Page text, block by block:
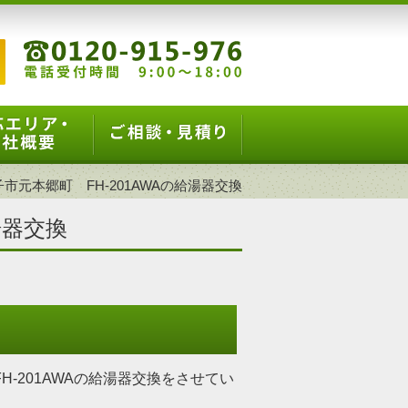
市元本郷町 FH-201AWAの給湯器交換
交換
201AWAの給湯器交換をさせてい